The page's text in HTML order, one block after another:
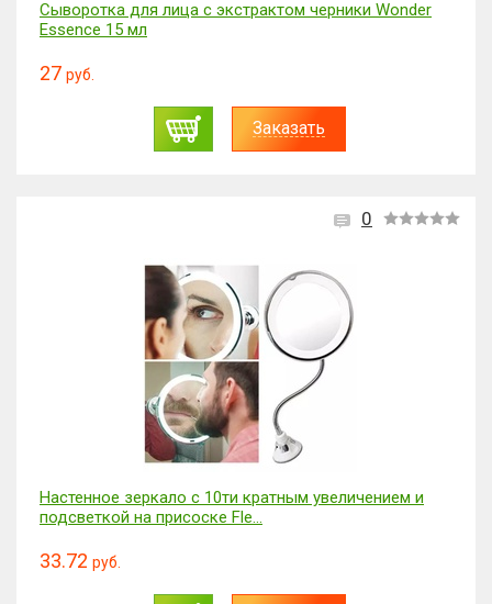
Сыворотка для лица с экстрактом черники Wonder
Essence 15 мл
27 руб.
Заказать
0
Настенное зеркало с 10ти кратным увеличением и
подсветкой на присоске Fle...
33.72 руб.